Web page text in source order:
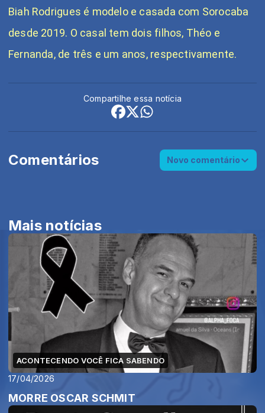
Biah Rodrigues é modelo e casada com Sorocaba
desde 2019. O casal tem dois filhos, Théo e
Fernanda, de três e um anos, respectivamente.
Compartilhe essa notícia
Comentários Novo comentário
Mais notícias
ACONTECENDO VOCÊ FICA SABENDO
17/04/2026
MORRE OSCAR SCHMIT